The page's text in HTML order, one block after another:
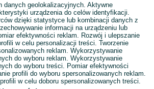
danych geolokalizacyjnych. Aktywne
urządzenia do celów identyfikacji.
dzięki statystyce lub kombinacji danych z
informacji na urządzeniu lub
efektywności reklam. Rozwój i ulepszanie
w celu personalizacji treści. Tworzenie
reklam. Wykorzystywanie
do wyboru reklam. Wykorzystywanie
do wyboru treści. Pomiar efektywności
profili do wyboru spersonalizowanych reklam.
w celu doboru spersonalizowanych treści.